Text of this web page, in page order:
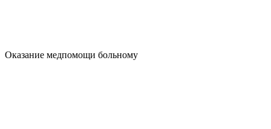
Оказание медпомощи больному